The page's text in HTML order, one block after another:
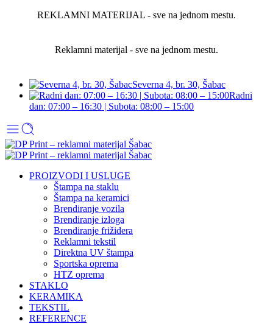
REKLAMNI MATERIJAL - sve na jednom mestu.
Reklamni materijal - sve na jednom mestu.
Severna 4, br. 30, Šabac
Radni
dan: 07:00 – 16:30 | Subota: 08:00 – 15:00
PROIZVODI I USLUGE
Štampa na staklu
Štampa na keramici
Brendiranje vozila
Brendiranje izloga
Brendiranje frižidera
Reklamni tekstil
Direktna UV štampa
Sportska oprema
HTZ oprema
STAKLO
KERAMIKA
TEKSTIL
REFERENCE